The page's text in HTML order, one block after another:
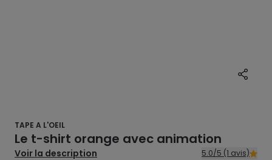
TAPE A L'OEIL
Le t-shirt orange avec animation
Voir la description 5.0/5 (1 avis)